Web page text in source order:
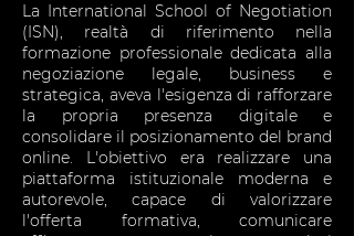
La International School of Negotiation
(ISN), realtà di riferimento nella
formazione professionale dedicata alla
negoziazione legale, business e
strategica, aveva l'esigenza di rafforzare
la propria presenza digitale e
consolidare il posizionamento del brand
online. L'obiettivo era realizzare una
piattaforma istituzionale moderna e
autorevole, capace di valorizzare
l'offerta formativa, comunicare